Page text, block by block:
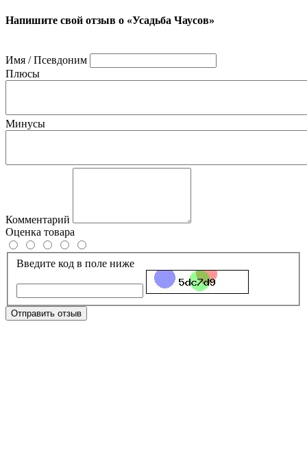
Напишите свой отзыв о «Усадьба Чаусов»
Имя / Псевдоним
Плюсы
Минусы
Комментарий
Оценка товара
Введите код в поле ниже
Отправить отзыв